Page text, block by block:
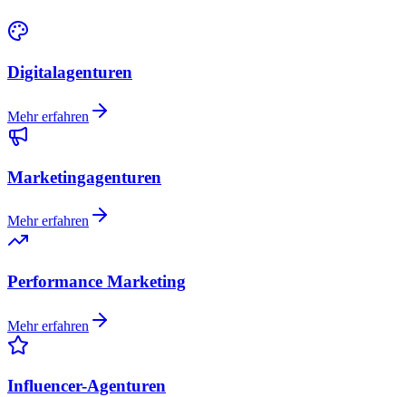
Digitalagenturen
Mehr erfahren
Marketingagenturen
Mehr erfahren
Performance Marketing
Mehr erfahren
Influencer-Agenturen